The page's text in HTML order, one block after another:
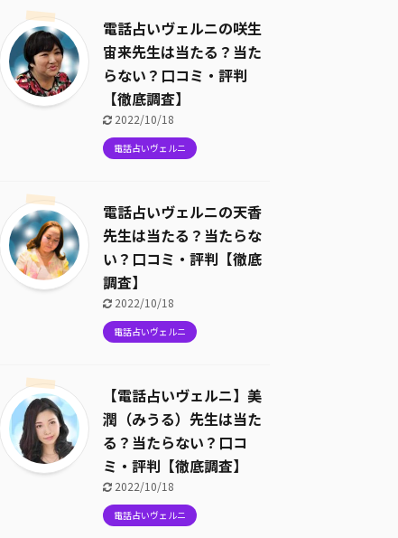
電話占いヴェルニの咲生
宙来先生は当たる？当た
らない？口コミ・評判
【徹底調査】
2022/10/18
電話占いヴェルニ
電話占いヴェルニの天香
先生は当たる？当たらな
い？口コミ・評判【徹底
調査】
2022/10/18
電話占いヴェルニ
【電話占いヴェルニ】美
潤（みうる）先生は当た
る？当たらない？口コ
ミ・評判【徹底調査】
2022/10/18
電話占いヴェルニ